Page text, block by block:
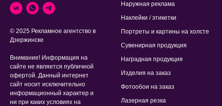
© 2025 Рекламное агентство в
Дзержинске
Внимание! Информация на
сайте не является публичной
офертой. Данный интернет
сайт носит исключительно
информационный характер и
ни при каких условиях на
Наружная реклама
Наклейки / этикетки
Портреты и картины на холсте
Сувенирная продукция
Наградная продукция
Изделия на заказ
Фотообои на заказ
Лазерная резка